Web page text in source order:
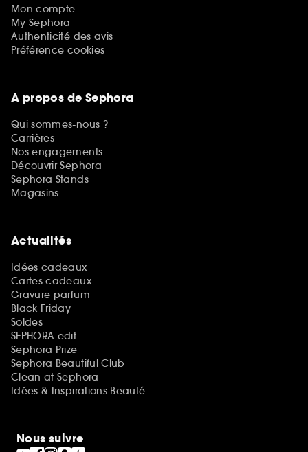
Mon compte
My Sephora
Authenticité des avis
Préférence cookies
A propos de Sephora
Qui sommes-nous ?
Carrières
Nos engagements
Découvrir Sephora
Sephora Stands
Magasins
Actualités
Idées cadeaux
Cartes cadeaux
Gravure parfum
Black Friday
Soldes
SEPHORA edit
Sephora Prize
Sephora Beautiful Club
Clean at Sephora
Idées & Inspirations Beauté
Nous suivre